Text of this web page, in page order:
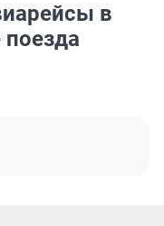
в
поезда